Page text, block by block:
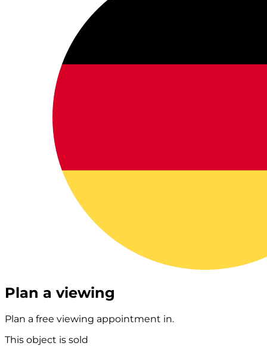
Plan a viewing
Plan a free viewing appointment in.
This object is sold